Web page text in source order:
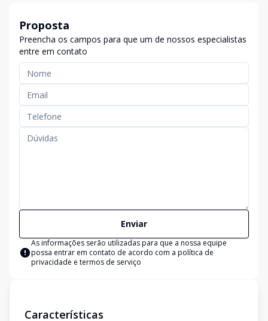
Proposta
Preencha os campos para que um de nossos especialistas
entre em contato
Enviar
As informações serão utilizadas para que a nossa equipe
possa entrar em contato de acordo com a política de
privacidade e termos de serviço
Características